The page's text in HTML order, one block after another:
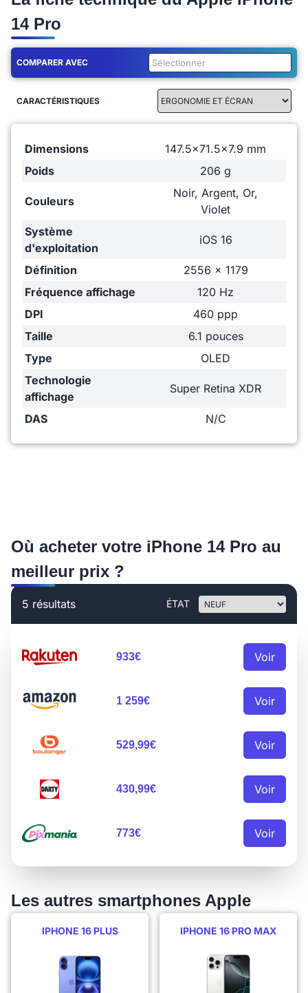
14 Pro
COMPARER AVEC
CARACTÉRISTIQUES
Dimensions
147.5x71.5x7.9 mm
Poids
206 g
Couleurs
Noir, Argent, Or,
Violet
Système
d'exploitation
iOS 16
Définition
2556 x 1179
Fréquence affichage
120 Hz
DPI
460 ppp
Taille
6.1 pouces
Type
OLED
Technologie
affichage
Super Retina XDR
DAS N/C
Où acheter votre iPhone 14 Pro au
meilleur prix ?
5 résultats ÉTAT
933€ Voir
1 259€ Voir
529,99€ Voir
430,99€ Voir
773€ Voir
Les autres smartphones Apple
IPHONE 16 PLUS IPHONE 16 PRO MAX